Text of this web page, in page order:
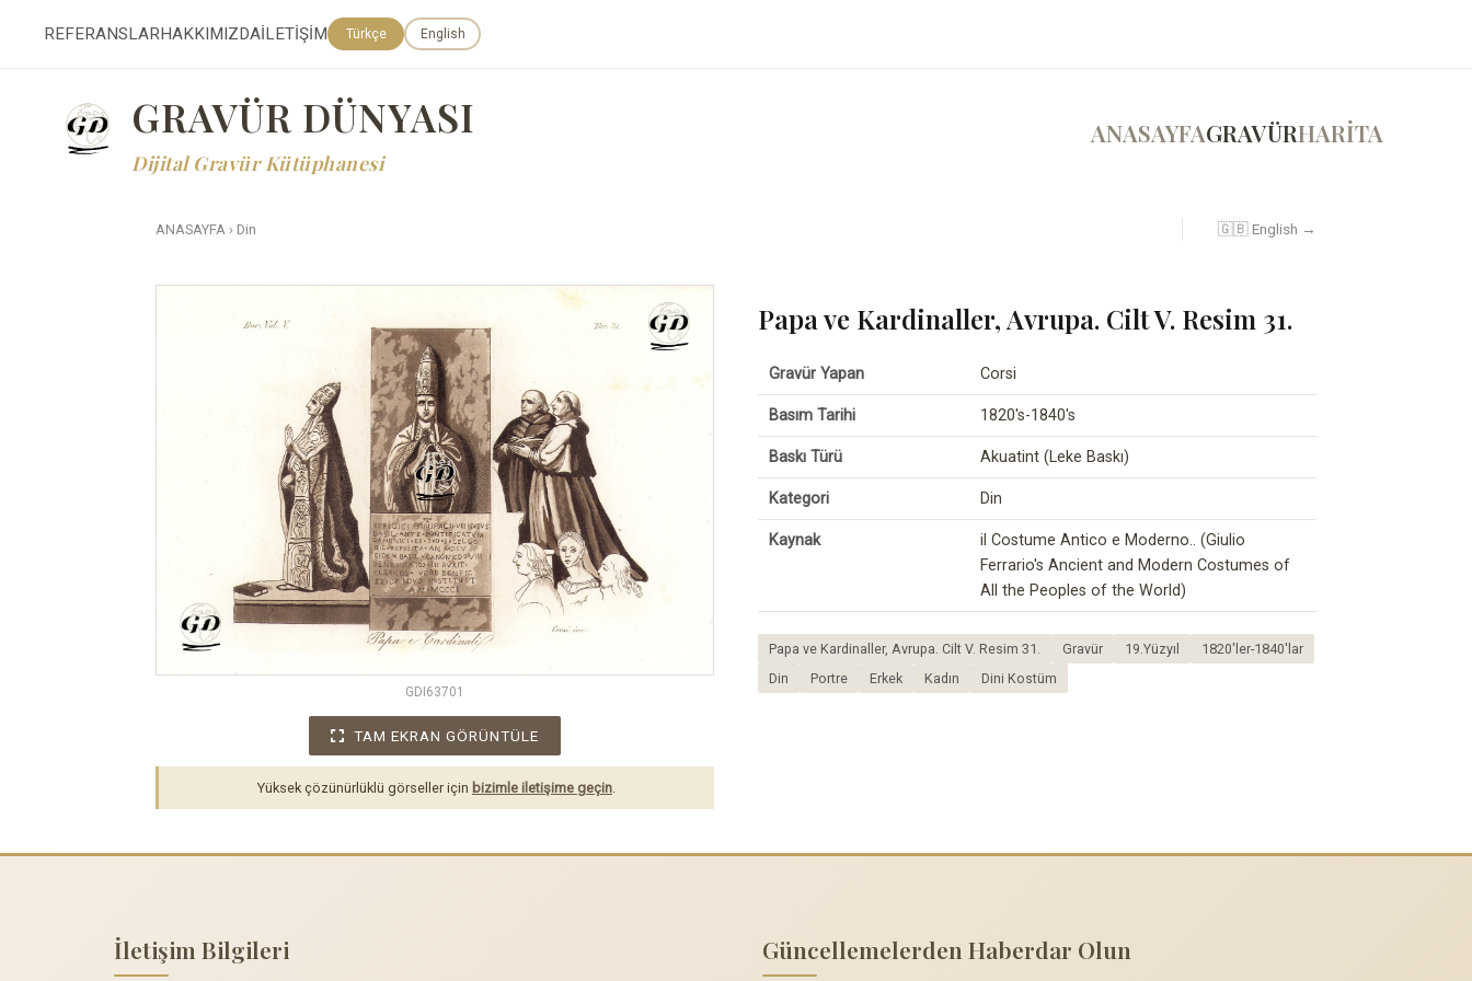
REFERANSLARHAKKIMIZDAİLETİŞİM Türkçe English
GRAVÜR DÜNYASI
Dijital Gravür Kütüphanesi
ANASAYFAGRAVÜRHARİTA
ANASAYFA › Din 🇬🇧 English →
GDI63701
TAM EKRAN GÖRÜNTÜLE
Yüksek çözünürlüklü görseller için bizimle iletişime geçin.
Papa ve Kardinaller, Avrupa. Cilt V. Resim 31.
Gravür Yapan Corsi
Basım Tarihi 1820's-1840's
Baskı Türü Akuatint (Leke Baskı)
Kategori Din
Kaynak
il Costume Antico e Moderno.. (Giulio
Ferrario's Ancient and Modern Costumes of
All the Peoples of the World)
Papa ve Kardinaller, Avrupa. Cilt V. Resim 31. Gravür 19.Yüzyıl
1820'ler-1840'lar
Din
Portre Erkek Kadın Dini Kostüm
İletişim Bilgileri Güncellemelerden Haberdar Olun